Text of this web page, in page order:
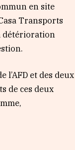
en site
Transports
détérioration
et des deux
de ces deux